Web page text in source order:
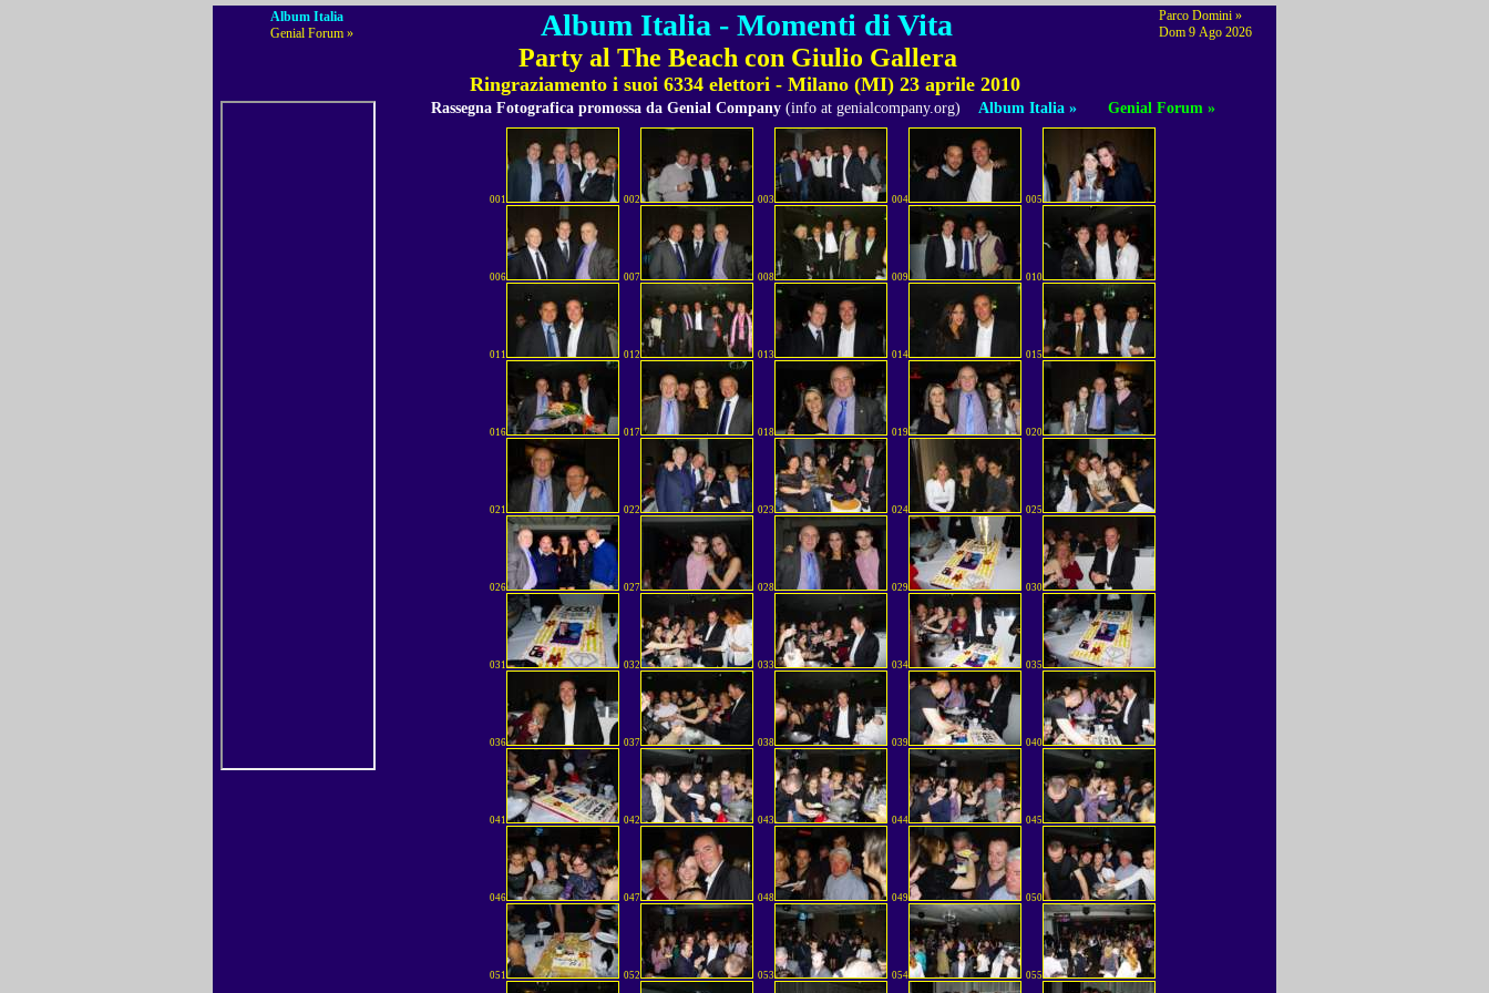
Album Italia
Genial Forum »
Album Italia - Momenti di Vita
Parco Domini »
Dom 9 Ago 2026
Party al The Beach con Giulio Gallera
Ringraziamento i suoi 6334 elettori - Milano (MI) 23 aprile 2010
Rassegna Fotografica promossa da Genial Company(info at genialcompany.org) Album Italia » Genial Forum »
001 002 003 004 005
006 007 008 009 010
011 012 013 014 015
016 017 018 019 020
021 022 023 024 025
026 027 028 029 030
031 032 033 034 035
036 037 038 039 040
041 042 043 044 045
046 047 048 049 050
051 052 053 054 055